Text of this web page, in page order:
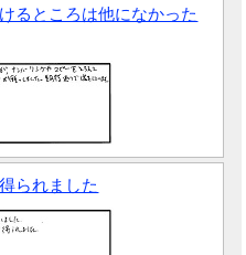
るところは他になかった
られました